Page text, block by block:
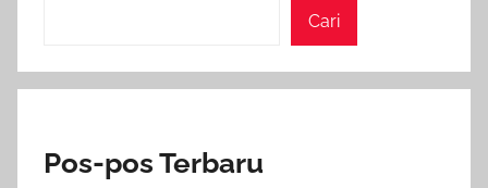
Cari
Pos-pos Terbaru